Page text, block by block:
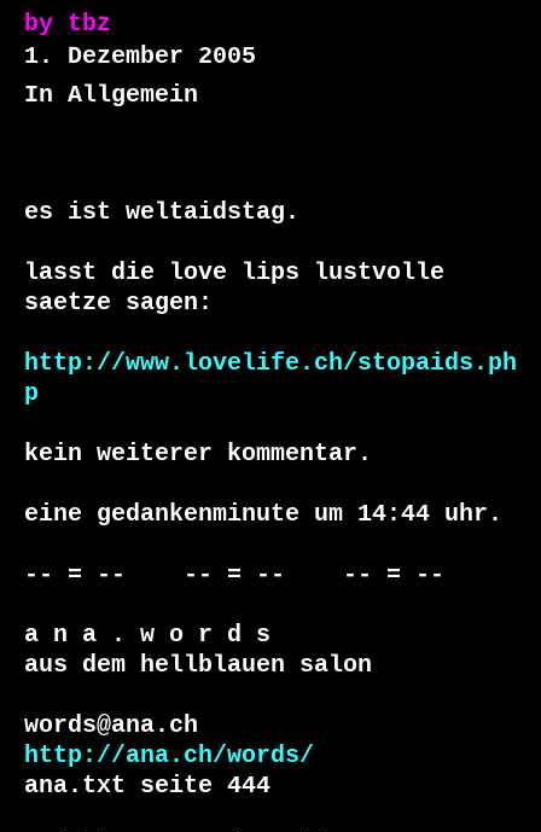
by tbz
1. Dezember 2005
In Allgemein
es ist weltaidstag.
lasst die love lips lustvolle
saetze sagen:
http://www.lovelife.ch/stopaids.ph
p
kein weiterer kommentar.
eine gedankenminute um 14:44 uhr.
-- = --    -- = --    -- = --
a n a . w o r d s
aus dem hellblauen salon
http://ana.ch/words/
ana.txt seite 444